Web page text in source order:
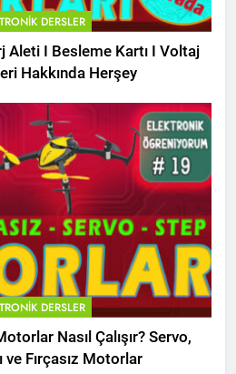
DERSLER
Aleti I Besleme Kartı I Voltaj
Hakkında Herşey
DERSLER
Nasıl Çalışır? Servo,
ve Fırçasız Motorlar